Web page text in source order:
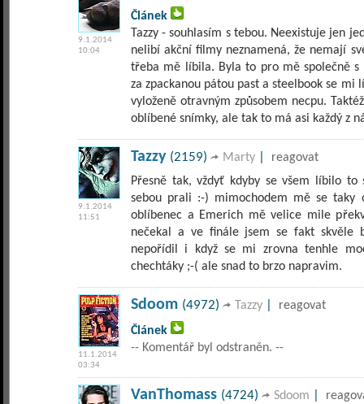
9.1.2014
10:04
Článek
Tazzy - souhlasím s tebou. Neexistuje jen
nelibí akční filmy neznamená, že nemají
třeba mě líbila. Byla to pro mě společně s
za zpackanou pátou past a steelbook se
vyloženě otravným způsobem necpu.
oblíbené snímky, ale tak to má asi každý z
9.1.2014
11:51
Tazzy (2159) Marty
reagovat
Přesně tak, vždyť kdyby se všem líbilo
sebou prali :-) mimochodem mě se
oblíbenec a Emerich mě velice mile
nečekal a ve finále jsem se fakt skvěle
nepořídil i když se mi zrovna tenhle
chechtáky ;-( ale snad to brzo napravim.
11.1.2014
03:34
Sdoom (4972) Tazzy
reagovat
Článek
-- Komentář byl odstraněn. --
VanThomass (4724) Sdoom